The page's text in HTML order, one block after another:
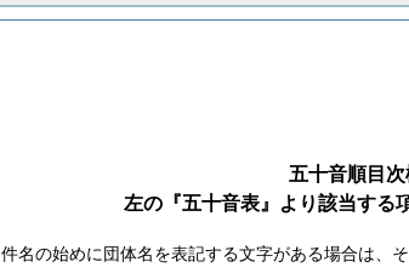
五十音順目
左の『五十音表』より該当する
件名の始めに団体名を表記する文字がある場合は、